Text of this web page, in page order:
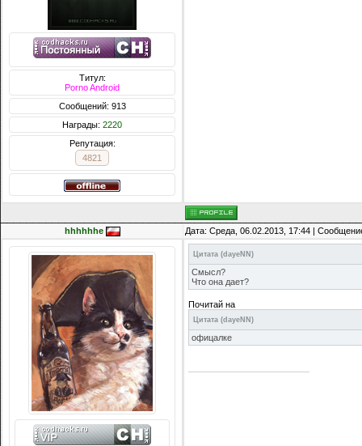
Титул:
Porno Android
Сообщений: 913
Награды: 2220
Репутация:
4821
hhhhhhe Дата: Среда, 06.02.2013, 17:44 |
Цитата (dayeNN )
Смысл?
Что она дает?
Почитай на
Цитата (dayeNN )
офицалке